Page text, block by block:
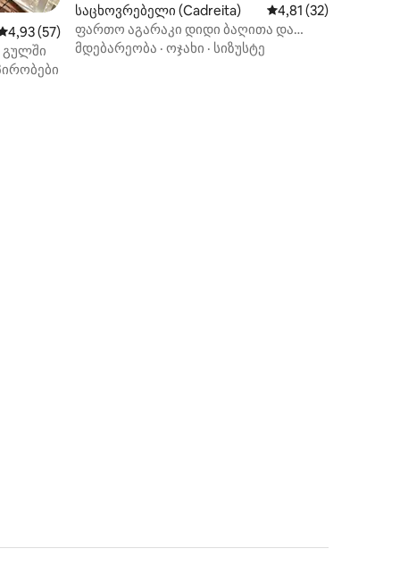
შეფასებაა 5‑დან 4,93, 57 მიმოხილვა
4,93 (57)
გულში
საცხოვრებელი (Cadreita) საშუალო შეფასებაა
4,81 (32)
ფართო აგარაკი დიდი ბაღითა და
ბარბექიუთი
მდებარეობა · ოჯახი · სიზუსტე